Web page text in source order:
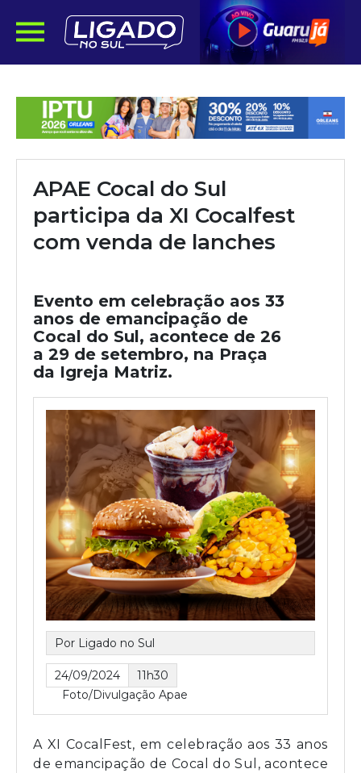
APAE Cocal do Sul
participa da XI Cocalfest
com venda de lanches
Evento em celebração aos 33
anos de emancipação de
Cocal do Sul, acontece de 26
a 29 de setembro, na Praça
da Igreja Matriz.
Por Ligado no Sul
24/09/2024
11h30
Foto/Divulgação Apae
A XI CocalFest, em celebração aos 33 anos
de emancipação de Cocal do Sul, acontece